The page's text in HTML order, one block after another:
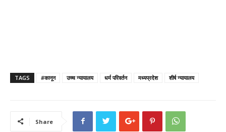
TAGS #कानून उच्च न्यायालय धर्म परिवर्तन मध्यप्रदेश शीर्ष न्यायालय
Share